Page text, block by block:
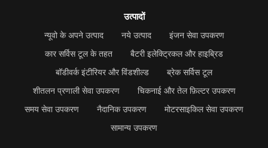
उत्पादों
न्यूवो के अपने उत्पाद नये उत्पाद
इंजन सेवा उपकरण
कार सर्विस टूल के तहत
बैटरी इलेक्ट्रिकल और हाइब्रिड
बॉडीवर्क इंटीरियर और विंडशील्ड
ब्रेक सर्विस टूल
शीतलन प्रणाली सेवा उपकरण
चिकनाई और तेल फ़िल्टर उपकरण
समय सेवा उपकरण
नैदानिक उपकरण
मोटरसाइकिल सेवा उपकरण
सामान्य उपकरण